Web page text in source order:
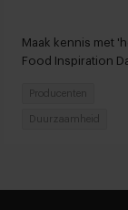
Maak kennis met
Food Inspiration
Producenten
Duurzaamheid